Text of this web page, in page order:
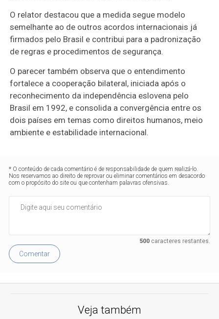
O relator destacou que a medida segue modelo
semelhante ao de outros acordos internacionais já
firmados pelo Brasil e contribui para a padronização
de regras e procedimentos de segurança.
O parecer também observa que o entendimento
fortalece a cooperação bilateral, iniciada após o
reconhecimento da independência eslovena pelo
Brasil em 1992, e consolida a convergência entre os
dois países em temas como direitos humanos, meio
ambiente e estabilidade internacional.
* O conteúdo de cada comentário é de responsabilidade de quem realizá-lo.
Nos reservamos ao direito de reprovar ou eliminar comentários em desacordo
com o propósito do site ou que contenham palavras ofensivas.
500caracteres restantes.
Comentar
Veja também